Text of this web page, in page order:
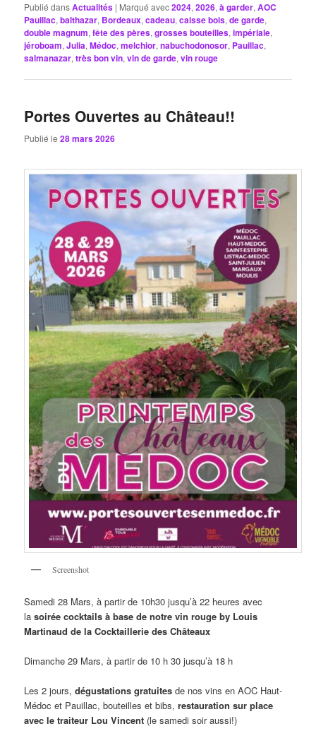
Publié dansActualités | Marqué avec2024,2026,à garder,AOC
Pauillac,balthazar, Bordeaux,cadeau,caisse bois,de garde,
double magnum,fête des pères,grosses bouteilles,impériale,
jéroboam,Julia,Médoc,melchior,nabuchodonosor, Pauillac,
salmanazar,très bon vin,vin de garde,vin rouge
Portes Ouvertes au Château!!
Publié le28 mars 2026
Screenshot
Samedi 28 Mars, à partir de 10h30 jusqu’à 22 heures avec
la soirée cocktails à base de notre vin rouge by Louis
Martinaud de la Cocktaillerie des Châteaux
Dimanche 29 Mars, à partir de 10 h 30 jusqu’à 18 h
Les 2 jours,dégustations gratuites de nos vins en AOC Haut-
Médoc et Pauillac, bouteilles et bibs,restauration sur place
avec le traiteur Lou Vincent (le samedi soir aussi!)